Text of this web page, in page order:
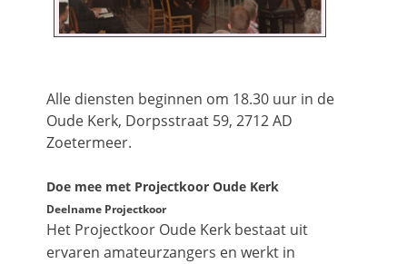
Alle diensten beginnen om 18.30 uur in de
Oude Kerk, Dorpsstraat 59, 2712 AD
Zoetermeer.
Doe mee met Projectkoor Oude Kerk
Deelname Projectkoor
Het Projectkoor Oude Kerk bestaat uit
ervaren amateurzangers en werkt in